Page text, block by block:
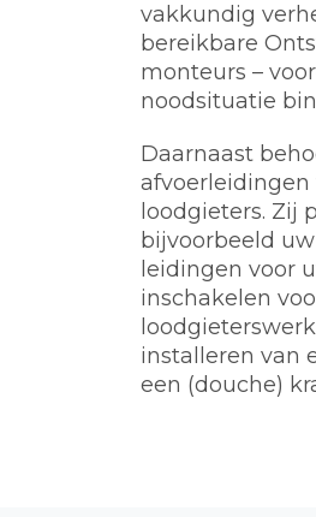
vakkundig
bereikbare
monteurs –
noodsituatie
Daarnaast
afvoerleidingen
loodgieters. Zij
bijvoorbeeld
leidingen voor
inschakelen
installeren van
een (douche)